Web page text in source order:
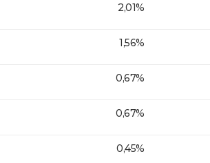
2,01%
1,56%
0,67%
0,67%
0,45%